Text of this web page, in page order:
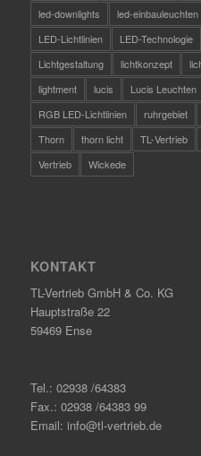
led-downlights
led-einbauleuchten
LED-Lichtlinien
LED-Technologie
Lichtgestaltung
lichtkonzept
lightment
lucis Lucis Leuchten
RGB LED-Lichtlinien
ruhrgebiet
Thorn
thorn licht TL-Vertrieb
Vertrieb
Wickede
KONTAKT
TL-Vertrieb GmbH & Co. KG
Hauptstraße 22
59469 Ense
Tel.: 02938 /64383
Fax.: 02938 /64383 99
Email: info@tl-vertrieb.de